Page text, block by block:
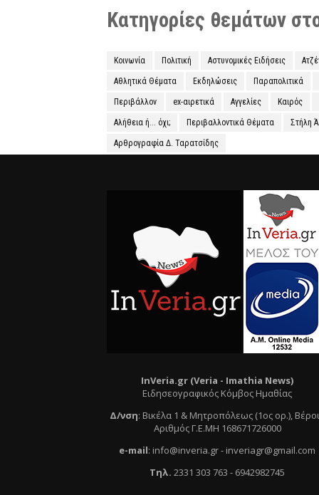
Κατηγορίες θεμάτων
Κοινωνία Πολιτική Αστυνομικές Ειδήσεις
Αθλητικά Θέματα Εκδηλώσεις Παραπολιτικά
Περιβάλλον ex-αιρετικά Αγγελίες Καιρός
Αλήθεια ή... όχι; Περιβαλλοντικά Θέματα Στήλη
Αρθρογραφία Δ. Ταρατσίδης
InVeria.gr (Veria - Ιmathia News)
Ειδησεογραφικός Κόμβος Ημαθίας
Δ/νση: Βικέλα 1 & Μητροπόλεως (1ος ορ.),
Αριθμός Γ.Ε.ΜΗ 168671726000
e-mail: info@inveria.gr- inveriagr@gmail.com
Τηλ. 2331 303 763 - 6942982745